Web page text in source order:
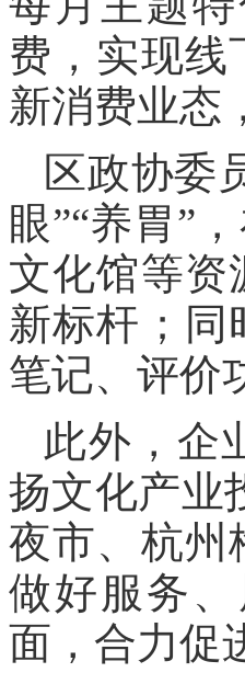
费，实现线
新消费业态
区政协委
眼”“养胃”
文化馆等资
新标杆；同
笔记、评价
此外，企
扬文化产业
夜市、杭州
做好服务
面，合力促